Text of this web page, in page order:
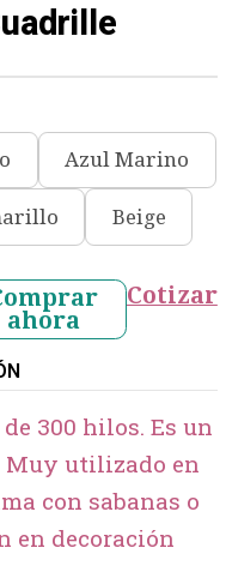
Azul Marino
Beige
ahora
Cotizar
300 hilos. Es un
Muy utilizado en
con sabanas o
en decoración